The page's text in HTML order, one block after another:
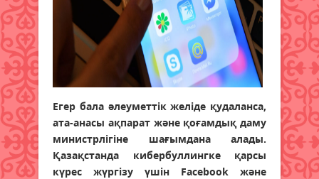
Егер бала әлеуметтік желіде қудаланса,
ата-анасы ақпарат және қоғамдық даму
министрлігіне шағымдана алады.
Қазақстанда кибербуллингке қарсы
күрес жүргізу үшін Facebook және